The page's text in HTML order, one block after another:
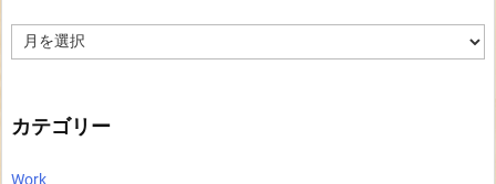
ー
カテゴリー
Work